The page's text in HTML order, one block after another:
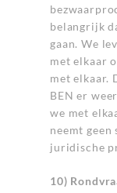
belangrijk
gaan. We
met elkaar
met elkaar.
BEN er
we met
neemt
juridische
10)